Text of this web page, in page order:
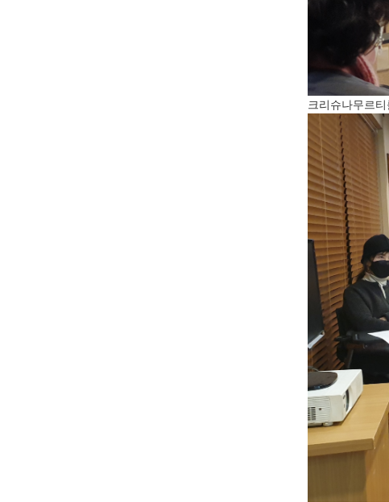
크리슈나무르